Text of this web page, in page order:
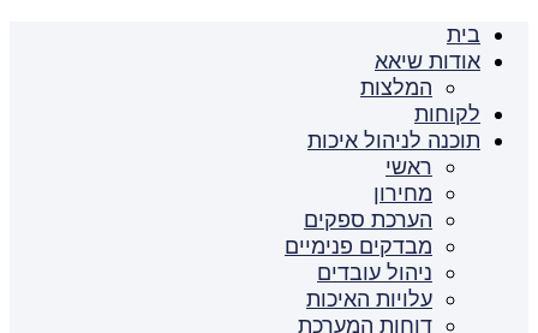
בית
אודות שיאא
המלצות
לקוחות
תוכנה לניהול איכות
ראשי
מחירון
הערכת ספקים
מבדקים פנימיים
ניהול עובדים
עלויות האיכות
דוחות המערכת